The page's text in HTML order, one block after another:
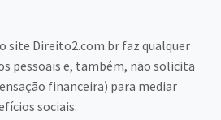
site Direito2.com.br faz qualquer
pessoais e, também, não solicita
financeira) para mediar
sociais.